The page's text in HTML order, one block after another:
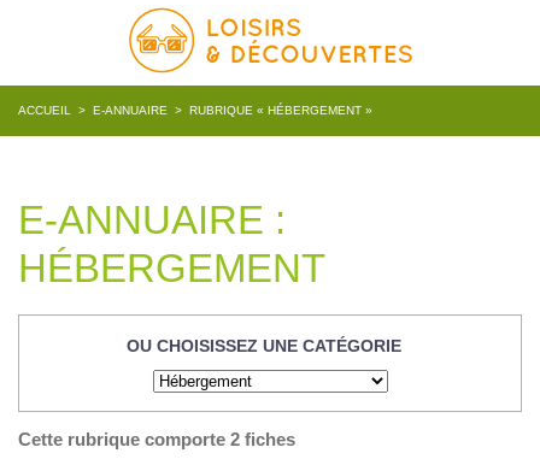
ACCUEIL > E-ANNUAIRE > RUBRIQUE « HÉBERGEMENT »
E-ANNUAIRE :
HÉBERGEMENT
OU CHOISISSEZ UNE CATÉGORIE
Cette rubrique comporte 2 fiches